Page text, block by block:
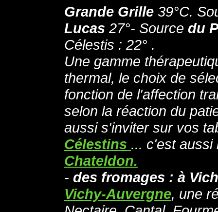
Grande Grille 39°C.
Lucas 27°- Source du
Célestis : 22° .
Une gamme
thermal, le choix de
fonction de l'affection
selon la réaction du
aussi s'inviter sur vos
Célestins ... c'est aussi
Chateldon.
- des fromages : à
Vichy-Auvergne, une